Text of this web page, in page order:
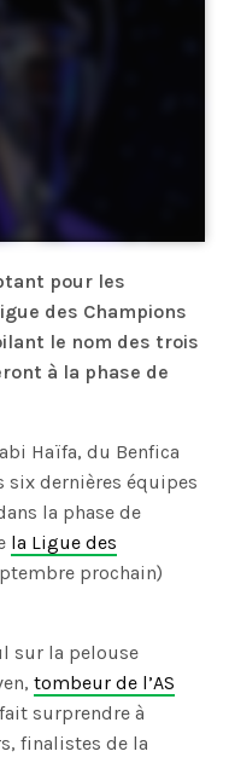
pour les
des Champions
le nom des trois
à la phase de
Haïfa, du Benfica
six dernières équipes
la phase de
la Ligue des
prochain)
sur la pelouse
tombeur de l’AS
fait surprendre à
finalistes de la